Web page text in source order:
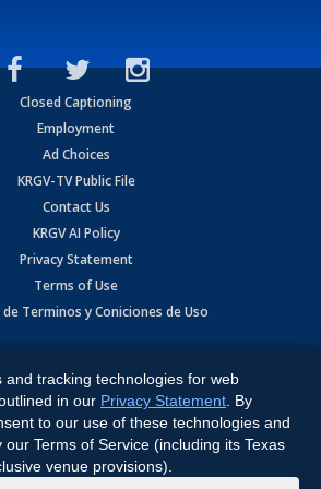
Closed Captioning
Employment
Ad Choices
KRGV-TV Public File
Contact Us
KRGV AI Policy
Privacy Statement
Terms of Use
Terminos y Coniciones de Uso
TX 78596.
Powered by:Ruby Shore Software
and tracking technologies for web
in our Privacy Statement . By
to our use of these technologies and
Terms of Service (including its Texas
venue provisions).